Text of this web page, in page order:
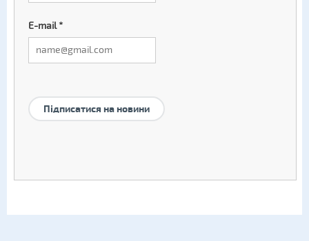
E-mail*
Підписатися на новини